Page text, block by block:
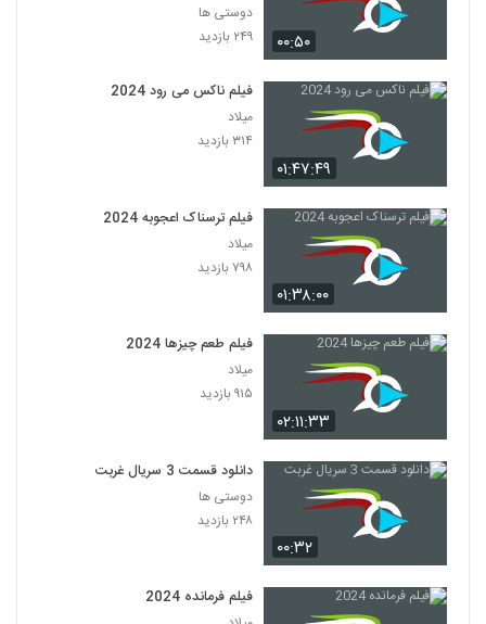
۰۰:۵۰
دوستی ها
۲۴۹ بازدید
۰۱:۴۷:۴۹
فیلم ناکس می رود 2024
میلاد
۳۱۴ بازدید
۰۱:۳۸:۰۰
فیلم ترسناک اعجوبه 2024
میلاد
۷۹۸ بازدید
۰۲:۱۱:۳۳
فیلم طعم چیزها 2024
میلاد
۹۱۵ بازدید
۰۰:۳۲
دانلود قسمت 3 سریال غربت
دوستی ها
۲۴۸ بازدید
فیلم فرمانده 2024